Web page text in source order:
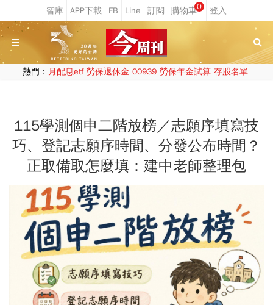
0
熱門： 月配息etf 勞保退休金 00939 勞保年金試算 存股名單
115學測個申二階放榜／志願序填寫技
巧、登記志願序時間、分發公布時間？
正取備取怎麼填：建中老師整理包